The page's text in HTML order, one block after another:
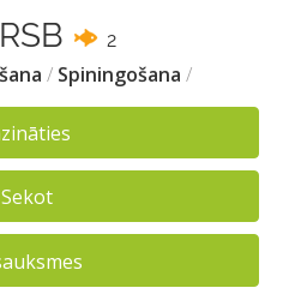
2
/Spiningošana /